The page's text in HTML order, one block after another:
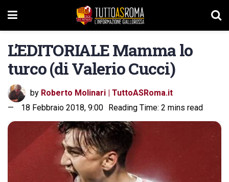
L’EDITORIALE Mamma lo
turco (di Valerio Cucci)
by Roberto Molinari | TuttoASRoma.it
18 Febbraio 2018, 9:00 Reading Time: 2 mins read